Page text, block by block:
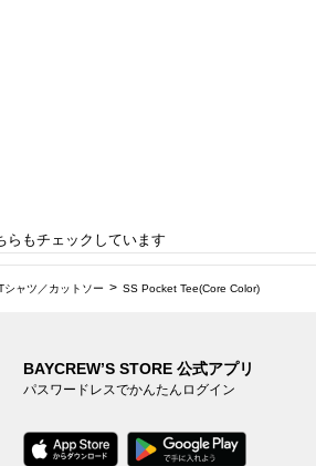
らもチェックしています
シャツ／カットソー SS Pocket Tee(Core Color)
BAYCREW’S STORE 公式アプリ
パスワードレスでかんたんログイン